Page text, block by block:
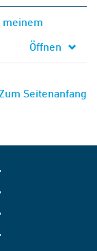
Öffnen
Zum Seitenanfang